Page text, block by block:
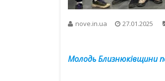
nove.in.ua 27.01.2025
Молодь Близнюківщини